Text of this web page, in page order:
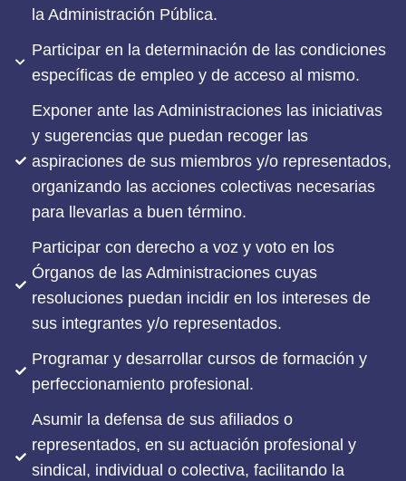
la Administración Pública.
Participar en la determinación de las condiciones
específicas de empleo y de acceso al mismo.
Exponer ante las Administraciones las iniciativas
y sugerencias que puedan recoger las
aspiraciones de sus miembros y/o representados,
organizando las acciones colectivas necesarias
para llevarlas a buen término.
Participar con derecho a voz y voto en los
Órganos de las Administraciones cuyas
resoluciones puedan incidir en los intereses de
sus integrantes y/o representados.
Programar y desarrollar cursos de formación y
perfeccionamiento profesional.
Asumir la defensa de sus afiliados o
representados, en su actuación profesional y
sindical, individual o colectiva, facilitando la